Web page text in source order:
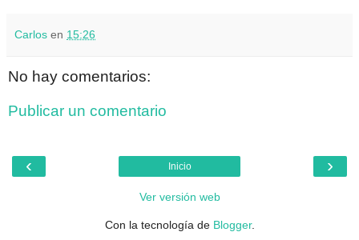
Carlos en 15:26
No hay comentarios:
Publicar un comentario
‹ ›
Inicio
Ver versión web
Con la tecnología de Blogger.